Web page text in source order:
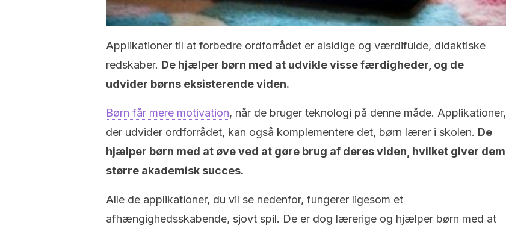
Applikationer til at forbedre ordforrådet er alsidige og værdifulde, didaktiske
redskaber. De hjælper børn med at udvikle visse færdigheder, og de
udvider børns eksisterende viden.
Børn får mere motivation, når de bruger teknologi på denne måde. Applikationer,
der udvider ordforrådet, kan også komplementere det, børn lærer i skolen. De
hjælper børn med at øve ved at gøre brug af deres viden, hvilket giver dem
større akademisk succes.
Alle de applikationer, du vil se nedenfor, fungerer ligesom et
afhængighedsskabende, sjovt spil. De er dog lærerige og hjælper børn med at